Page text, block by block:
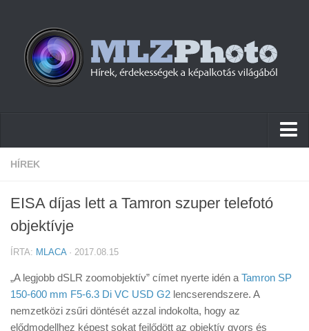
Hírek
Cikkek
Szoftver
Tudástár
Tanácsok
HÍREK
EISA díjas lett a Tamron szuper telefotó
objektívje
ÍRTA: MLACA· 2017.08.15
„A legjobb dSLR zoomobjektív” címet nyerte idén a Tamron SP
150-600 mm F5-6.3 Di VC USD G2 lencserendszere. A
nemzetközi zsűri döntését azzal indokolta, hogy az
elődmodellhez képest sokat fejlődött az objektív gyors és